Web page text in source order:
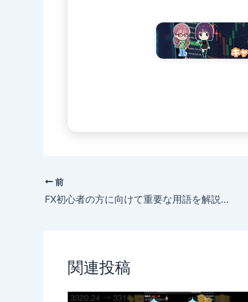
前
FX初心者の方に向けて重要な用語を解説｜難しい言葉も理解できるように紹介します！
関連投稿